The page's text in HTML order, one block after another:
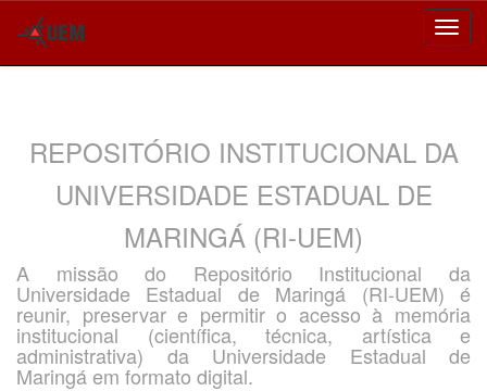
REPOSITÓRIO INSTITUCIONAL DA
UNIVERSIDADE ESTADUAL DE
MARINGÁ (RI-UEM)
A missão do Repositório Institucional da
Universidade Estadual de Maringá (RI-UEM) é
reunir, preservar e permitir o acesso à memória
institucional (científica, técnica, artística e
administrativa) da Universidade Estadual de
Maringá em formato digital.